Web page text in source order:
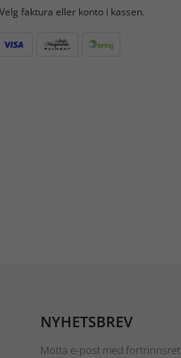
faktura eller konto i kassen.
NYHETSBREV
Motta e-post med